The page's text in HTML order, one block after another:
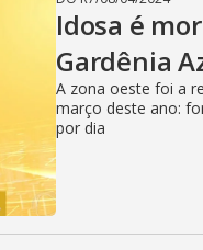
Idosa é
Gardênia
A zona oeste foi a
março deste ano:
por dia